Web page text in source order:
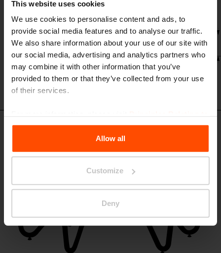
This website uses cookies
We use cookies to personalise content and ads, to
provide social media features and to analyse our traffic.
We also share information about your use of our site with
our social media, advertising and analytics partners who
may combine it with other information that you’ve
provided to them or that they’ve collected from your use
of their services.
the Processing Personal Data.
Allow all
Customize
Deny